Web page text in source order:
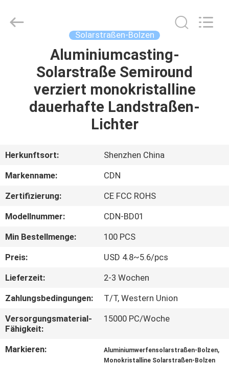
PRODUKTE
FABRIK-
QUALITÄTSKONTROLLE
KONTAKTIERE
UNS
NACHRICHTEN
FÄLLE
Ltd..
Solarstraßen-Bolzen
Aluminiumcasting-
Solarstraße Semiround
verziert monokristalline
dauerhafte Landstraßen-
Lichter
Herkunftsort:
Shenzhen China
Markenname:
CDN
Zertifizierung:
CE FCC ROHS
Modellnummer:
CDN-BD01
Min Bestellmenge:
100 PCS
Preis:
USD 4.8~5.6/pcs
Lieferzeit:
2-3 Wochen
Zahlungsbedingungen:
T/T, Western Union
Versorgungsmaterial-
Fähigkeit:
15000 PC/Woche
Markieren: Aluminiumwerfensolarstraßen-Bolzen,
Monokristalline Solarstraßen-Bolzen